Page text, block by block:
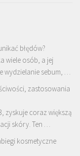
błędów?
wiele osób, a jej
wydzielanie sebum, …
zastosowania
zyskuje coraz większą
skóry. Ten …
kosmetyczne